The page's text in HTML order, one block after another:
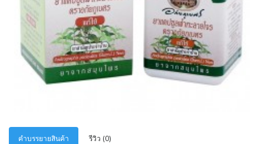
คำบรรยายสินค้า รีวิว (0)